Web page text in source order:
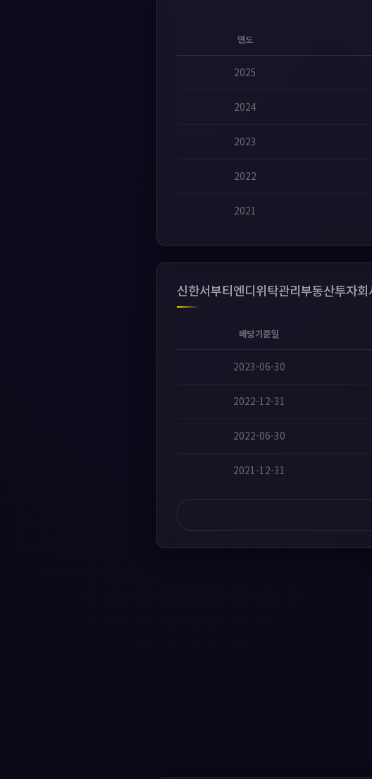
연도
2025
2024
2023
2022
2021
신한서부티엔디위탁관리부동산투자
배당기준일
2023-06-30
2022-12-31
2022-06-30
2021-12-31